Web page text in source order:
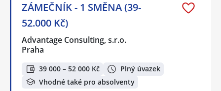
ZÁMEČNÍK - 1 SMĚNA (39-
52.000 Kč)
Advantage Consulting, s.r.o.
Praha
39 000 – 52 000 Kč
Plný úvazek
Vhodné také pro absolventy